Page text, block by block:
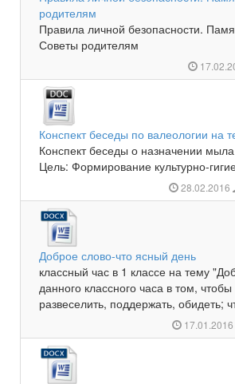
родителям
Правила личной безопасности.
Советы родителям
Конспект беседы по валеологии на
Конспект беседы о назначении
Цель: Формирование культурно-
28.02.2016
Доброе слово-что ясный день
классный час в 1 классе на тему
данного классного часа в том,
развеселить, поддержать, обидеть;